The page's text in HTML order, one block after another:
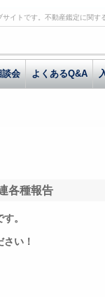
イトです。不動産鑑定に関
談会 よくあるQ&A
各種報告
。
い！